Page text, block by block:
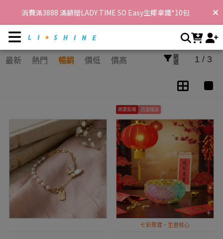
消費滿3888 滿額贈LADY TIME SO Easy生椰拿鐵*10包
消費滿8888 滿額贈LADY TIME蕭香私密香萃粉包(10入/盒) 乙盒，
再現折388
消費滿12000 送 滿額贈蕭香私密香萃粉包(30入/盒) 乙盒+蕭春魚子
膠囊(500mg/30粒/盒) 乙盒
首購消費滿600享免運，消費滿3000再享折扣$100 !
最新 熱門 暢銷 價低 價高 篩選 1 / 3
商業氣場 店面擺設
七彩聚寶・生意核心